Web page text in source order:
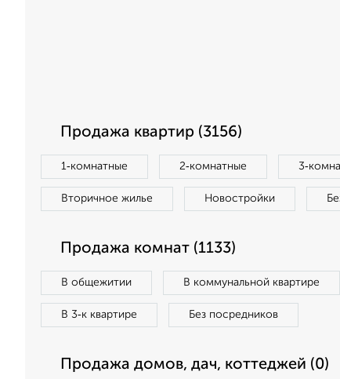
Продажа квартир (3156)
1‑комнатные 2‑комнатные
Вторичное жилье Новостройки
Продажа комнат (1133)
В общежитии В коммунальной квартире
В 3‑к квартире Без посредников
Продажа домов, дач, коттеджей (0)